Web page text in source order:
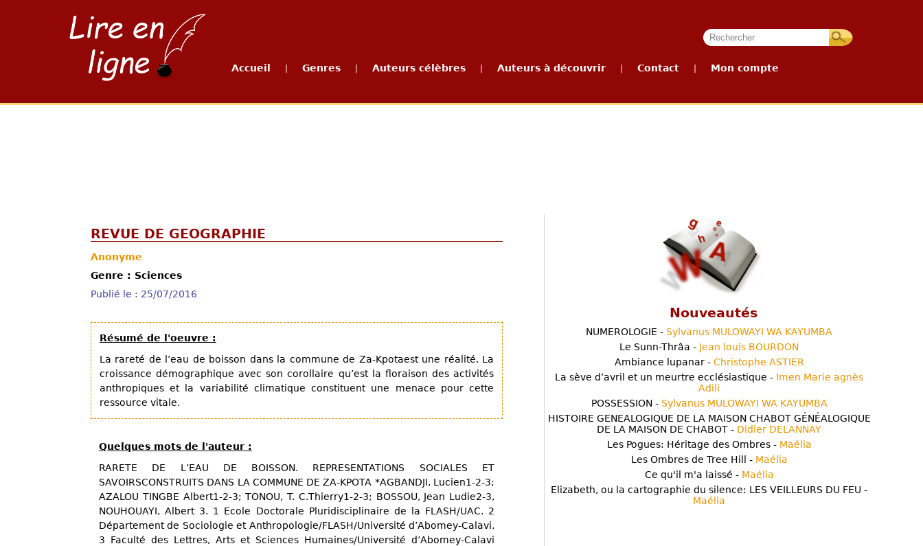
Accueil Genres Auteurs célèbres Auteurs à découvrir Contact Mon compte
REVUE DE GEOGRAPHIE
Anonyme
Genre : Sciences
Publié le : 25/07/2016
Résumé de l'oeuvre :
La rareté de l’eau de boisson dans la commune de Za-Kpotaest une réalité. La
croissance démographique avec son corollaire qu’est la floraison des activités
anthropiques et la variabilité climatique constituent une menace pour cette
ressource vitale.
Quelques mots de l'auteur :
RARETE DE L’EAU DE BOISSON. REPRESENTATIONS SOCIALES ET
SAVOIRSCONSTRUITS DANS LA COMMUNE DE ZA-KPOTA *AGBANDJI, Lucien1-2-3;
AZALOU TINGBE Albert1-2-3; TONOU, T. C.Thierry1-2-3; BOSSOU, Jean Ludie2-3,
NOUHOUAYI, Albert 3. 1 Ecole Doctorale Pluridisciplinaire de la FLASH/UAC. 2
Département de Sociologie et Anthropologie/FLASH/Université d’Abomey-Calavi.
3 Faculté des Lettres, Arts et Sciences Humaines/Université d’Abomey-Calavi
Nouveautés
NUMEROLOGIE - Sylvanus MULOWAYI WA KAYUMBA
Le Sunn-Thrâa - Jean louis BOURDON
Ambiance lupanar - Christophe ASTIER
La sève d’avril et un meurtre ecclésiastique - Imen Marie agnès
Adili
POSSESSION - Sylvanus MULOWAYI WA KAYUMBA
HISTOIRE GENEALOGIQUE DE LA MAISON CHABOT GÉNÉALOGIQUE
DE LA MAISON DE CHABOT - Didier DELANNAY
Les Pogues: Héritage des Ombres - Maélia
Les Ombres de Tree Hill - Maélia
Ce qu'il m'a laissé - Maélia
Elizabeth, ou la cartographie du silence: LES VEILLEURS DU FEU -
Maélia